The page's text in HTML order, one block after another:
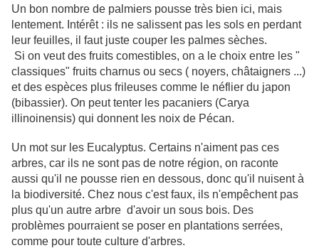
Un bon nombre de palmiers pousse très bien ici, mais
lentement. Intérêt : ils ne salissent pas les sols en perdant
leur feuilles, il faut juste couper les palmes sèches.
Si on veut des fruits comestibles, on a le choix entre les "
classiques" fruits charnus ou secs ( noyers, châtaigners ...)
et des espèces plus frileuses comme le néflier du japon
(bibassier). On peut tenter les pacaniers (Carya
illinoinensis) qui donnent les noix de Pécan.
Un mot sur les Eucalyptus. Certains n'aiment pas ces
arbres, car ils ne sont pas de notre région, on raconte
aussi qu'il ne pousse rien en dessous, donc qu'il nuisent à
la biodiversité. Chez nous c'est faux, ils n'empêchent pas
plus qu'un autre arbre d'avoir un sous bois. Des
problèmes pourraient se poser en plantations serrées,
comme pour toute culture d'arbres.